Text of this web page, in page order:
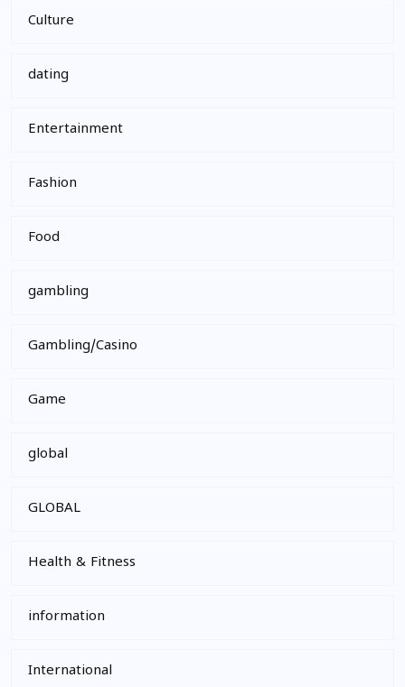
Culture
dating
Entertainment
Fashion
Food
gambling
Gambling/Casino
Game
global
GLOBAL
Health & Fitness
information
International